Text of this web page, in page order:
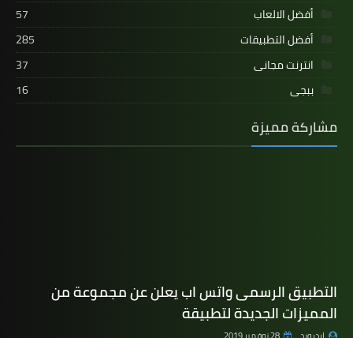
أفضل الالعاب
57
أفضل التطبيقات
285
انترنت مجانى
37
ببجى
16
مشاركة مميزة